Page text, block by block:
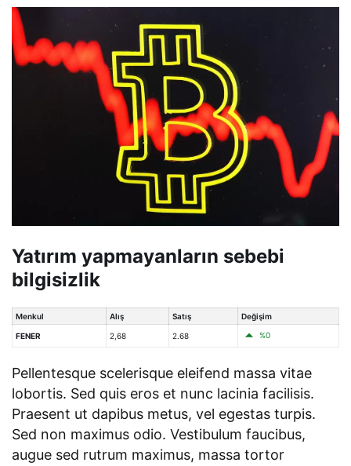
Yatırım yapmayanların sebebi
bilgisizlik
Menkul Alış Satış Değişim
FENER 2,68 2.68 %0
Pellentesque scelerisque eleifend massa vitae
lobortis. Sed quis eros et nunc lacinia facilisis.
Praesent ut dapibus metus, vel egestas turpis.
Sed non maximus odio. Vestibulum faucibus,
augue sed rutrum maximus, massa tortor